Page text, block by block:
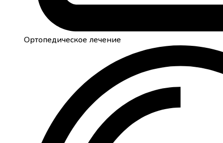
Ортопедическое лечение